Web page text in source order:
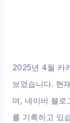
2025년 4월 카
보였습니다. 현
며, 네이버 블로
를 기록하고 있